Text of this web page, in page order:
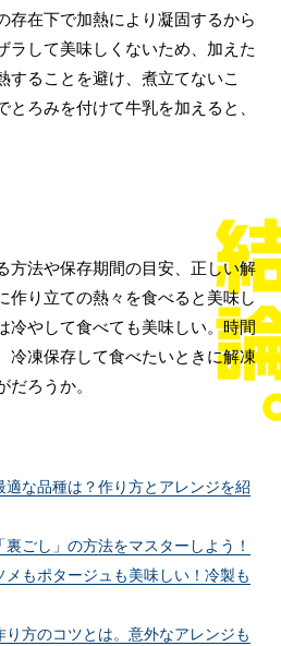
存在下で加熱により凝固するから
ラして美味しくないため、加えた
することを避け、煮立てないこ
とろみを付けて牛乳を加えると、
方法や保存期間の目安、正しい解
作り立ての熱々を食べると美味し
冷やして食べても美味しい。時間
冷凍保存して食べたいときに解凍
だろうか。
な品種は？作り方とアレンジを紹
ごし」の方法をマスターしよう！
もポタージュも美味しい！冷製も
方のコツとは。意外なアレンジも